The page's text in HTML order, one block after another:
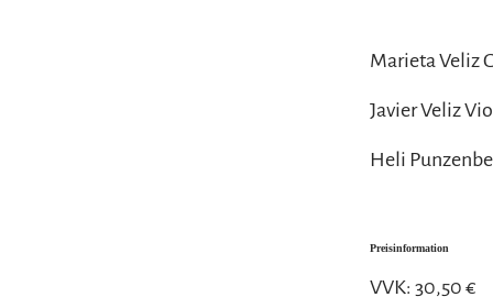
Marieta Veliz
Javier Veliz
Heli
Preisinformation
VVK: 30,50 €